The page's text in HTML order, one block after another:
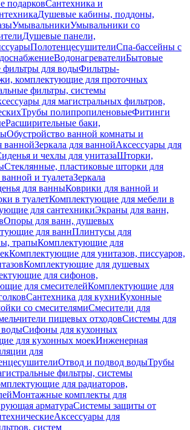
подарковСантехника и
Душевые кабины, поддоны,
УмывальникиУмывальники со
Душевые панели,
ПолотенцесушителиСпа-бассейны с
ВодонагревателиБытовые
для водыФильтры-
комплектующие для проточных
фильтры, системы
для магистральных фильтров,
Трубы полипропиленовыеФитинги
Расширительные баки,
Обустройство ванной комнаты и
ваннойЗеркала для ваннойАксессуары для
и чехлы для унитазаШторки,
Стеклянные, пластиковые шторки для
и туалетаЗеркала
для ванныКоврики для ванной и
в туалетКомплектующие для мебели в
для сантехникиЭкраны для ванн,
Опоры для ванн, душевых
для ваннПлинтусы для
трапыКомплектующие для
Комплектующие для унитазов, писсуаров,
Комплектующие для душевых
для сифонов,
для смесителейКомплектующие для
Сантехника для кухниКухонные
со смесителямиСмесители для
пищевых отходовСистемы для
водыСифоны для кухонных
для кухонных моекИнженерная
для
Отвод и подвод водыТрубы
фильтры, системы
для радиаторов,
Монтажные комплекты для
арматураСистемы защиты от
Аксессуары для
систем